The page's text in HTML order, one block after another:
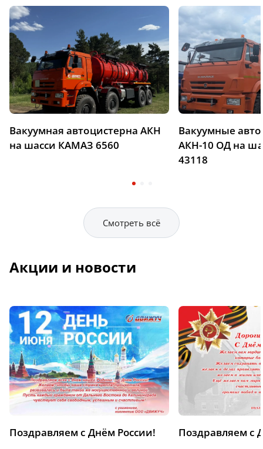
Вакуумная автоцистерна АКН
на шасси КАМАЗ 6560
Вакуумные
АКН-10 ОД на
43118
Смотреть всё
Акции и новости
Поздравляем с Днём России! Поздравляем с